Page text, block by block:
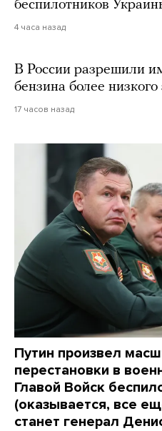
беспилотников
4 часа назад
В России разрешили
бензина более низкого
17 часов назад
Путин произвел
перестановки в
Главой Войск
(оказывается, все
станет генерал